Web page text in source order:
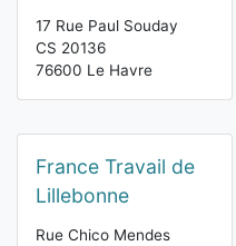
17 Rue Paul Souday
CS 20136
76600 Le Havre
France Travail de
Lillebonne
Rue Chico Mendes